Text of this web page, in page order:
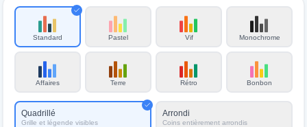
Standard Pastel Vif Monochrome
Affaires Terre Rétro Bonbon
Quadrillé
Grille et légende visibles
Arrondi
Coins entièrement arrondis